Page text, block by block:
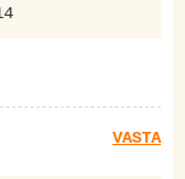
VASTA